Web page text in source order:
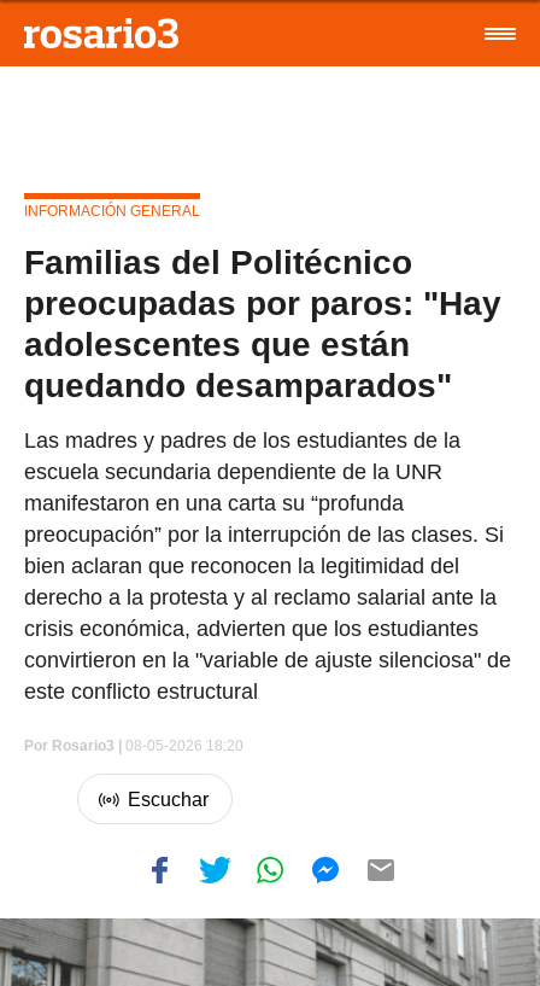
INFORMACIÓN GENERAL
Familias del Politécnico
preocupadas por paros: "Hay
adolescentes que están
quedando desamparados"
Las madres y padres de los estudiantes de la
escuela secundaria dependiente de la UNR
manifestaron en una carta su “profunda
preocupación” por la interrupción de las clases. Si
bien aclaran que reconocen la legitimidad del
derecho a la protesta y al reclamo salarial ante la
crisis económica, advierten que los estudiantes
convirtieron en la "variable de ajuste silenciosa" de
este conflicto estructural
Por Rosario3 | 08-05-2026 18:20